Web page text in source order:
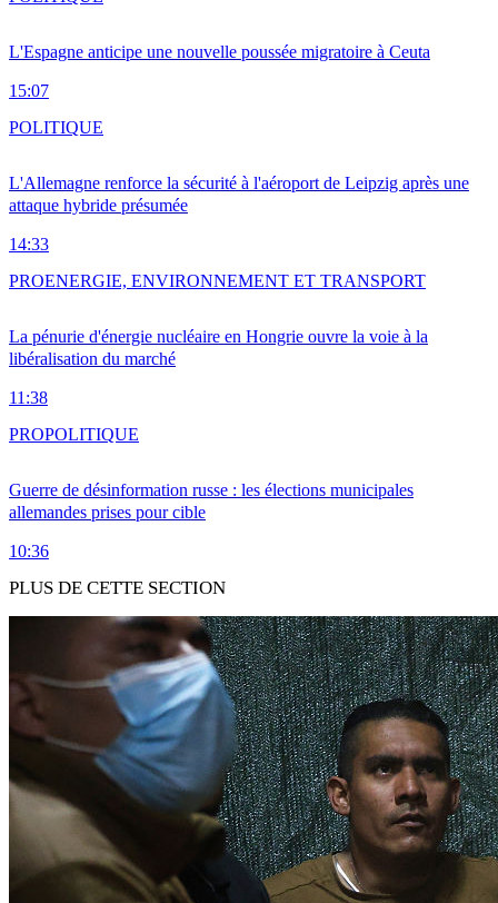
L'Espagne anticipe une nouvelle poussée migratoire à Ceuta
15:07
L'Allemagne renforce la sécurité à l'aéroport de Leipzig après une
attaque hybride présumée
14:33
POLITIQUE
La pénurie d'énergie nucléaire en Hongrie ouvre la voie à la
libéralisation du marché
11:38
PROENERGIE, ENVIRONNEMENT ET TRANSPORT
Guerre de désinformation russe : les élections municipales
allemandes prises pour cible
10:36
PROPOLITIQUE
PLUS DE CETTE SECTION